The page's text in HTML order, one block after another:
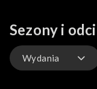
Sezony i
Wydania